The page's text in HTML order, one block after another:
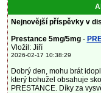
Nejnovější příspěvky v
Prestance 5mg/5mg-
Vložil: Jiří
2026-02-17 10:38:29
Dobrý den, mohu brát
který bohužel obsahuje
PRESTANCE. Díky za